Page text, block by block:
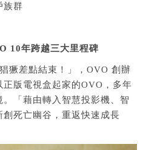
族群
10年跨越三大里程碑
獗差點結束！」，OVO 創辦
版電視盒起家的OVO，多年
「藉由轉入智慧投影機、智
死亡幽谷，重返快速成長